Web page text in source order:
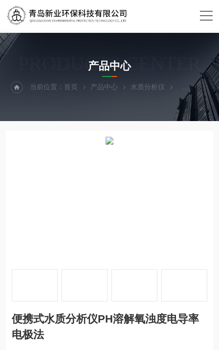
PRODUCTS CENTER
产品中心
当前位置：首页 产品中心 水质分析仪 便携式水质
便携式水质分析仪PH溶解氧浊度电导率
电极法